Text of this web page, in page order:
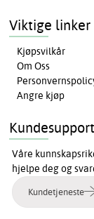
Viktige linker
Kjøpsvilkår
Om Oss
Angre kjøp
Kundesupport
Våre
hjelpe deg og
Kundetjeneste